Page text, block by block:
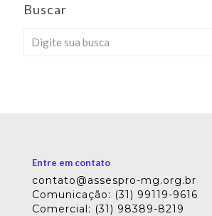
Buscar
Entre em contato
contato@assespro-mg.org.br
Comunicação: (31) 99119-9616
Comercial: (31) 98389-8219